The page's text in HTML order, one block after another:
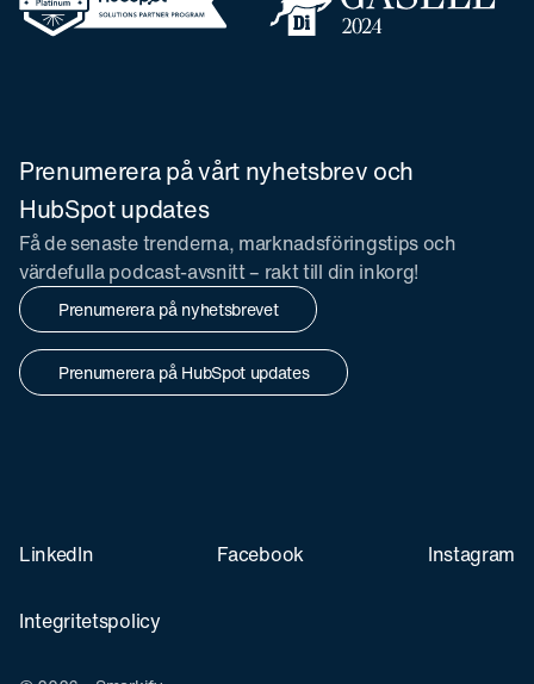
Prenumerera på vårt nyhetsbrev och
HubSpot updates
Få de senaste trenderna, marknadsföringstips och
värdefulla podcast-avsnitt – rakt till din inkorg!
Prenumerera på nyhetsbrevet
Prenumerera på HubSpot updates
LinkedIn Facebook Instagram
Integritetspolicy